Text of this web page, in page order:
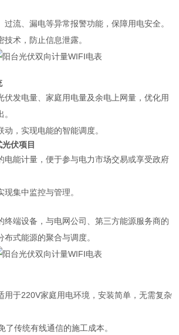
过流、漏电等异常报警功能，保障用电安全。
术，防止信息泄露。
伏发电量、家庭用电量及余电上网量，优化用
动，实现电能的智能调度。
伏项目
电能计量，便于参与电力市场交易或享受政府
集中监控与管理。
终端设备，与电网公司、第三方能源服务商的
式能源的聚合与调度。
用于220V家庭用电环境，安装简单，无需复杂
了传统有线通信的施工成本。